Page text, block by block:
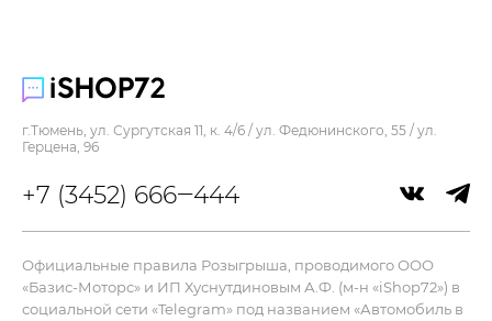
+7 (3452) 666‒444
г.Тюмень, ул. Сургутская 11, к. 4/6 / ул. Федюнинского, 55 / ул.
Герцена, 96
Официальные правила Розыгрыша, проводимого ООО
«Базис-Моторс» и ИП Хуснутдиновым А.Ф. (м-н «iShop72») в
социальной сети «Telegram» под названием «Автомобиль в